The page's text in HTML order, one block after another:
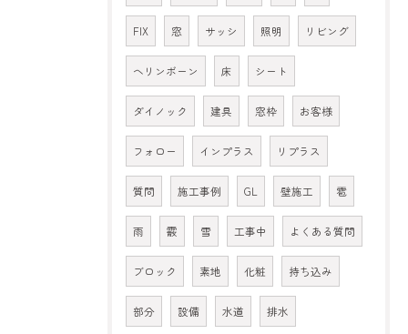
FIX 窓 サッシ 照明 リビング
ヘリンボーン 床 シート
ダイノック 建具 窓枠 お客様
フォロー インプラス リプラス
質問 施工事例 GL 壁施工 雹
雨 霰 雪 工事中 よくある質問
ブロック 素地 化粧 持ち込み
部分 設備 水道 排水